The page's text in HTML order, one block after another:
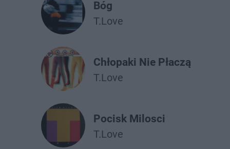
Bóg
T.Love
Chłopaki Nie Płaczą
T.Love
Pocisk Milosci
T.Love